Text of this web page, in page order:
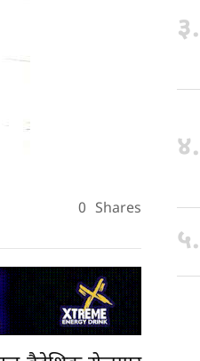
0 Shares
३.
४.
५.